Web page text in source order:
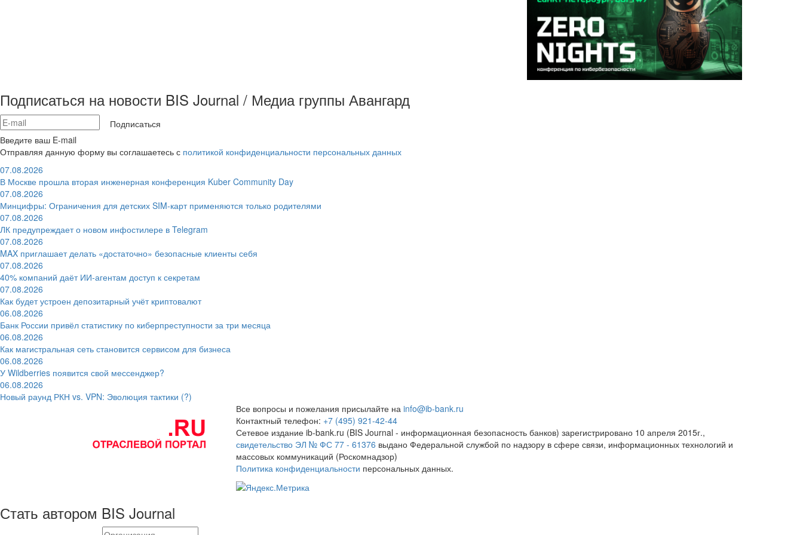
Подписаться на новости BIS Journal / Медиа группы Авангард
Подписаться
Введите ваш E-mail
Отправляя данную форму вы соглашаетесь с политикой конфиденциальности персональных данных
07.08.2026
В Москве прошла вторая инженерная конференция Kuber Community Day
07.08.2026
Минцифры: Ограничения для детских SIM-карт применяются только родителями
07.08.2026
ЛК предупреждает о новом инфостилере в Telegram
07.08.2026
MAX приглашает делать «достаточно» безопасные клиенты себя
07.08.2026
40% компаний даёт ИИ‑агентам доступ к секретам
07.08.2026
Как будет устроен депозитарный учёт криптовалют
06.08.2026
Банк России привёл статистику по киберпреступности за три месяца
06.08.2026
Как магистральная сеть становится сервисом для бизнеса
06.08.2026
У Wildberries появится свой мессенджер?
06.08.2026
Новый раунд РКН vs. VPN: Эволюция тактики (?)
Все вопросы и пожелания присылайте на info@ib-bank.ru
Контактный телефон: +7 (495) 921-42-44
Сетевое издание ib-bank.ru (BIS Journal - информационная безопасность банков) зарегистрировано 10 апреля 2015г.,
свидетельство ЭЛ № ФС 77 - 61376 выдано Федеральной службой по надзору в сфере связи, информационных технологий и
массовых коммуникаций (Роскомнадзор)
Политика конфиденциальности персональных данных.
Стать автором BIS Journal